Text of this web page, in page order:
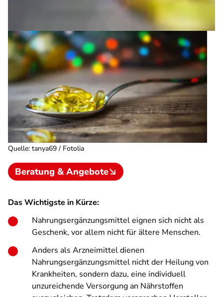
Quelle: tanya69 / Fotolia
Beratung & Angebote
Das Wichtigste in Kürze:
Nahrungsergänzungsmittel eignen sich nicht als
Geschenk, vor allem nicht für ältere Menschen.
Anders als Arzneimittel dienen
Nahrungsergänzungsmittel nicht der Heilung von
Krankheiten, sondern dazu, eine individuell
unzureichende Versorgung an Nährstoffen